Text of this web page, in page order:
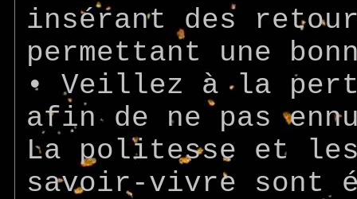
insérant des
permettant une
• Veillez à la
afin de ne pas
La politesse et
savoir-vivre sont